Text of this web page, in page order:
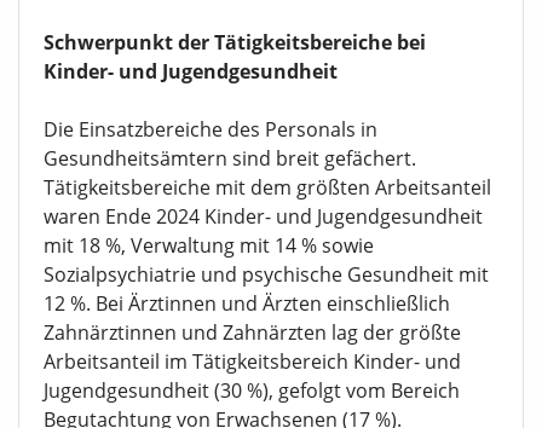
Schwerpunkt der Tätigkeitsbereiche bei
Kinder- und Jugendgesundheit
Die Einsatzbereiche des Personals in
Gesundheitsämtern sind breit gefächert.
Tätigkeitsbereiche mit dem größten Arbeitsanteil
waren Ende 2024 Kinder- und Jugendgesundheit
mit 18 %, Verwaltung mit 14 % sowie
Sozialpsychiatrie und psychische Gesundheit mit
12 %. Bei Ärztinnen und Ärzten einschließlich
Zahnärztinnen und Zahnärzten lag der größte
Arbeitsanteil im Tätigkeitsbereich Kinder- und
Jugendgesundheit (30 %), gefolgt vom Bereich
Begutachtung von Erwachsenen (17 %).